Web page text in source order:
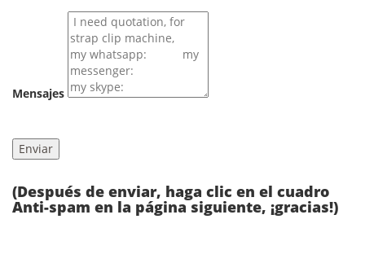
Mensajes
(Después de enviar, haga clic en el cuadro
Anti-spam en la página siguiente, ¡gracias!)